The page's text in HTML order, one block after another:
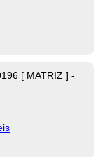
[ MATRIZ ] -